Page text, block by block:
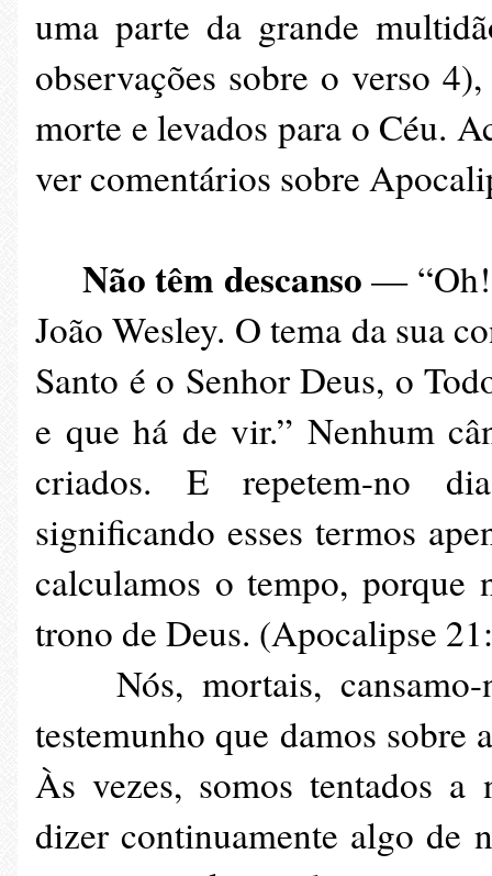
uma parte da grande
observações sobre o verso
morte e levados para o Céu.
ver comentários sobre
Não têm descanso— “Oh!
João Wesley. O tema da sua
Santo é o Senhor Deus, o
e que há de vir.” Nenhum
criados. E repetem-no
significando esses termos
calculamos o tempo, porque
trono de Deus. (Apocalipse
Nós, mortais, cansamo-
testemunho que damos sobre
Às vezes, somos tentados a
dizer continuamente algo de